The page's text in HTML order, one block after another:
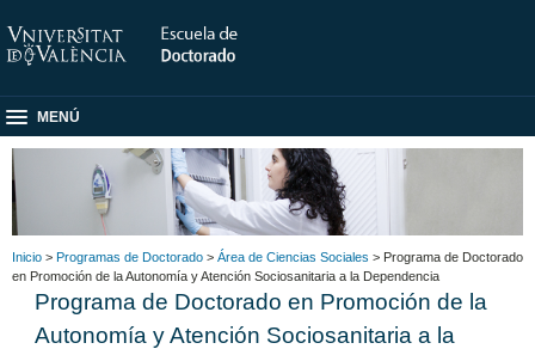
MENÚ
Inicio > Programas de Doctorado > Área de Ciencias Sociales > Programa de Doctorado
en Promoción de la Autonomía y Atención Sociosanitaria a la Dependencia
Programa de Doctorado en Promoción de la
Autonomía y Atención Sociosanitaria a la